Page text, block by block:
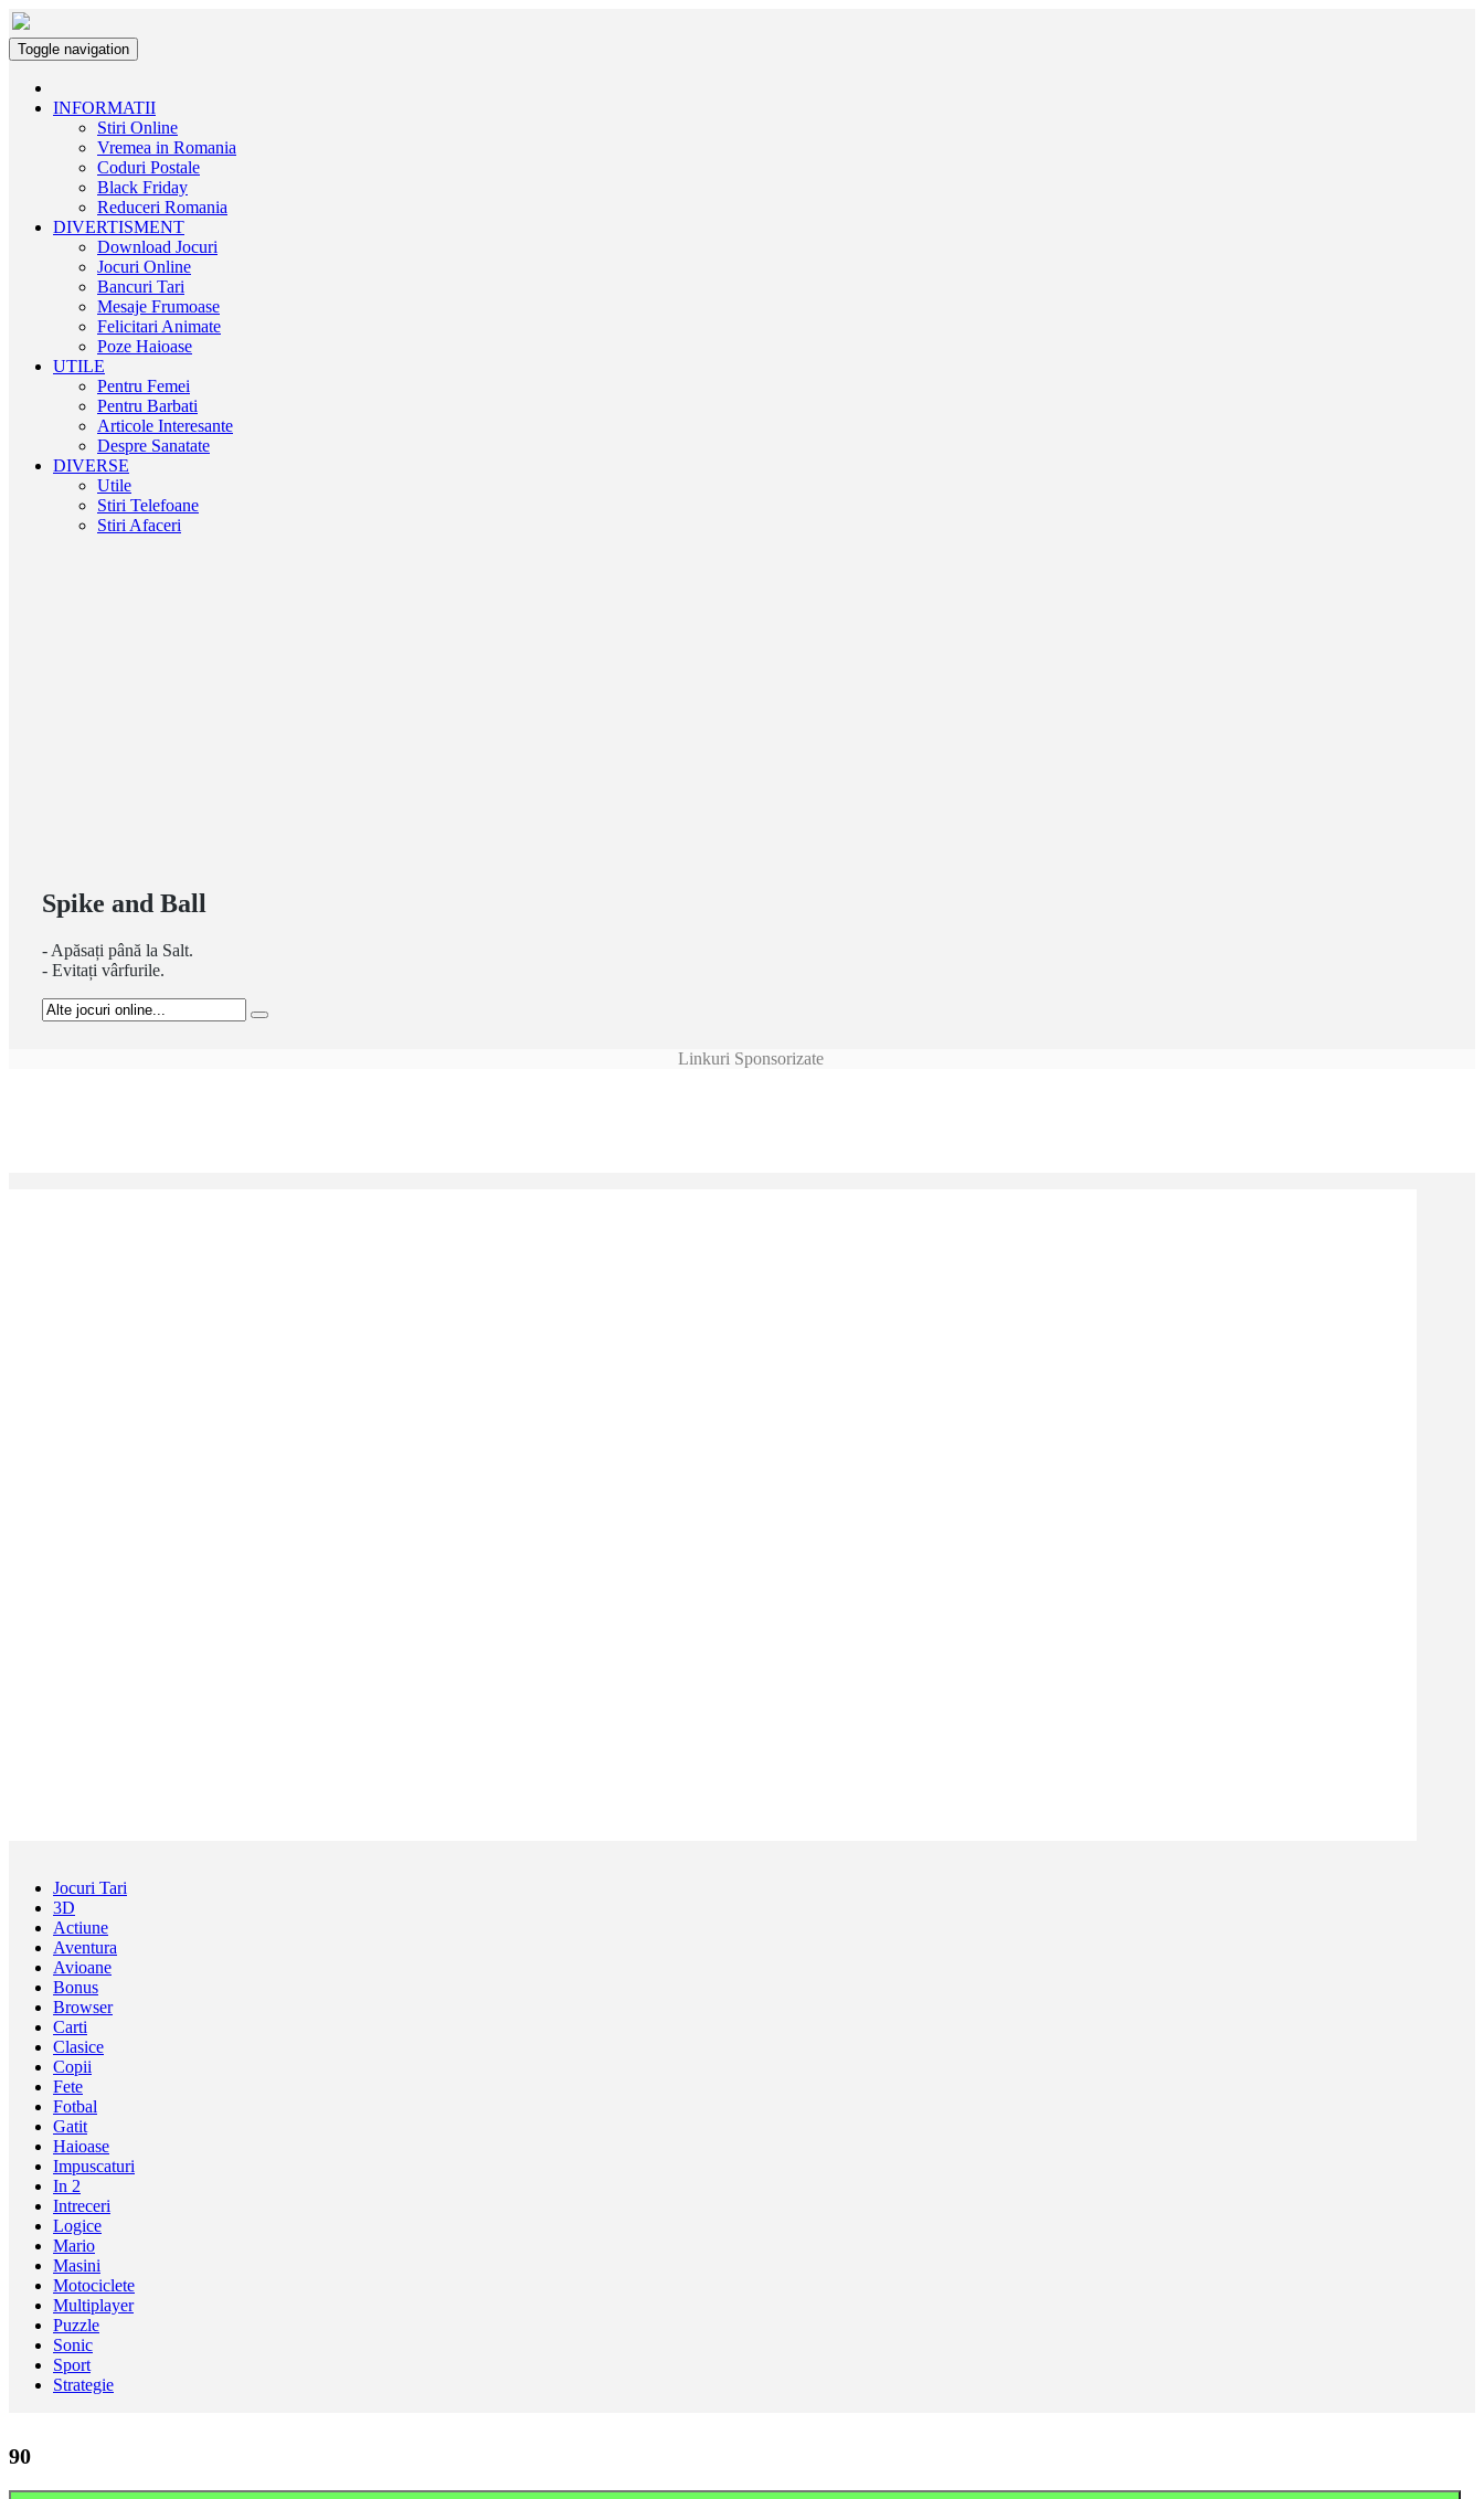
Toggle navigation
INFORMATII
Stiri Online
Vremea in Romania
Coduri Postale
Black Friday
Reduceri Romania
DIVERTISMENT
Download Jocuri
Jocuri Online
Bancuri Tari
Mesaje Frumoase
Felicitari Animate
Poze Haioase
UTILE
Pentru Femei
Pentru Barbati
Articole Interesante
Despre Sanatate
DIVERSE
Utile
Stiri Telefoane
Stiri Afaceri
Spike and Ball
- Apăsați până la Salt.
- Evitați vârfurile.
Linkuri Sponsorizate
Jocuri Tari
3D
Actiune
Aventura
Avioane
Bonus
Browser
Carti
Clasice
Copii
Fete
Fotbal
Gatit
Haioase
Impuscaturi
In 2
Intreceri
Logice
Mario
Masini
Motociclete
Multiplayer
Puzzle
Sonic
Sport
Strategie
90